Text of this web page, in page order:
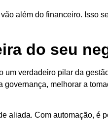
além do financeiro. Isso
do seu
verdadeiro pilar da
melhorar a
aliada. Com automação, é